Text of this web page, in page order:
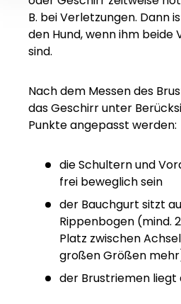
B. bei Verletzungen. Dann
den Hund, wenn ihm
sind.
Nach dem Messen des
das Geschirr unter
Punkte angepasst werden:
die Schultern und
frei beweglich sein
der Bauchgurt sitzt
Rippenbogen (mind.
Platz zwischen
großen Größen
der Brustriemen liegt